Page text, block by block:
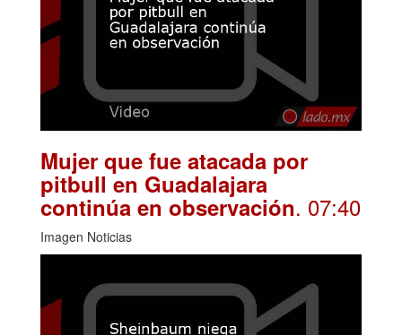
Mujer que fue atacada por
pitbull en Guadalajara
continúa en observación. 07:40
Imagen Noticias